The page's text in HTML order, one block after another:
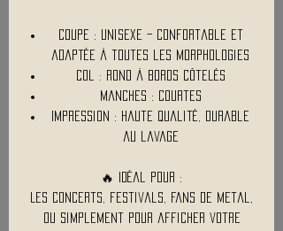
Coupe : Unisexe – confortable et
adaptée à toutes les morphologies
Col : Rond à bords côtelés
Manches : Courtes
Impression : Haute qualité, durable
au lavage
🔥 Idéal pour :
Les concerts, festivals, fans de metal,
ou simplement pour afficher votre